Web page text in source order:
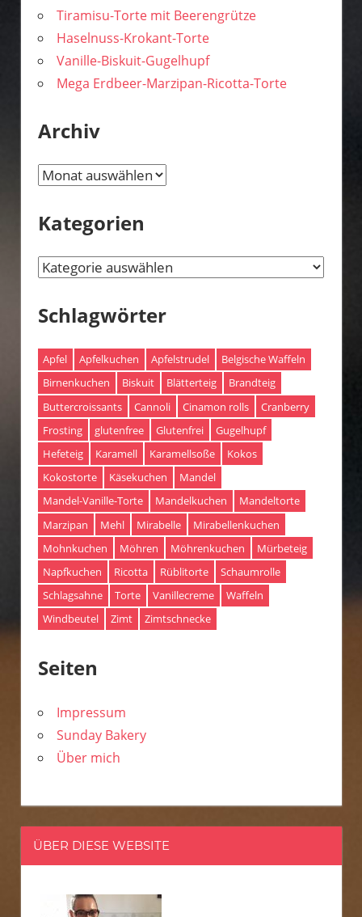
Tiramisu-Torte mit Beerengrütze
Haselnuss-Krokant-Torte
Vanille-Biskuit-Gugelhupf
Mega Erdbeer-Marzipan-Ricotta-Torte
Archiv
Archiv
Kategorien
Kategorien
Schlagwörter
Apfel Apfelkuchen Apfelstrudel
Belgische Waffeln
Birnenkuchen
Biskuit Blätterteig
Brandteig
Buttercroissants
Cannoli Cinamon rolls
Cranberry
Frosting
glutenfree Glutenfrei
Gugelhupf
Hefeteig
Karamell Karamellsoße
Kokos
Kokostorte
Käsekuchen
Mandel
Mandel-Vanille-Torte
Mandelkuchen
Mandeltorte
Marzipan
Mehl Mirabelle
Mirabellenkuchen
Mohnkuchen
Möhren Möhrenkuchen
Mürbeteig
Napfkuchen
Ricotta Rüblitorte
Schaumrolle
Schlagsahne
Torte Vanillecreme
Waffeln
Windbeutel
Zimt Zimtschnecke
Seiten
Impressum
Sunday Bakery
Über mich
ÜBER DIESE WEBSITE